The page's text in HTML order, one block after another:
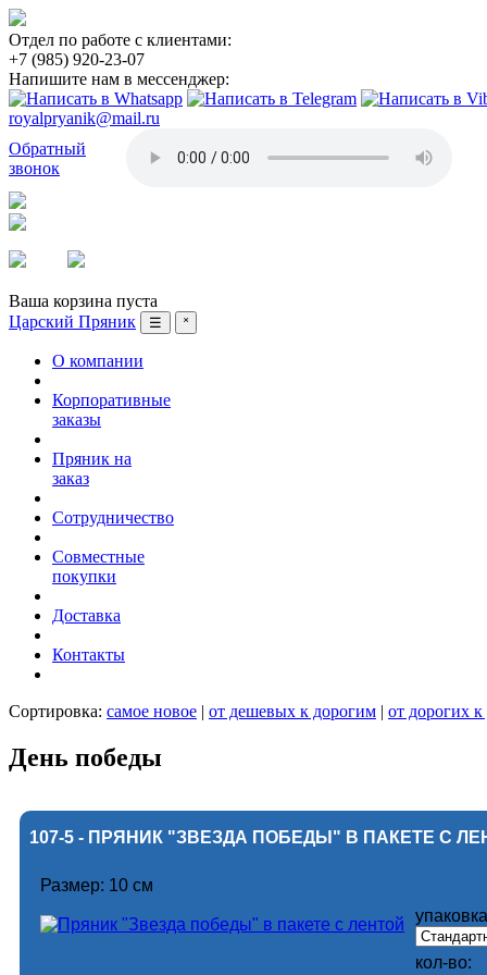
Отдел по работе с клиентами:
+7 (985) 920-23-07
Напишите нам в мессенджер:
royalpryanik@mail.ru
Обратный
звонок
Ваша корзина пуста
Царский Пряник
☰ ˟
О компании
Корпоративные
заказы
Пряник на
заказ
Сотрудничество
Совместные
покупки
Доставка
Контакты
Сортировка: самое новое | от дешевых к дорогим | от дорогих
День победы
107-5 - ПРЯНИК "ЗВЕЗДА ПОБЕДЫ" В ПАКЕТЕ С
Размер: 10 см
кол-во: